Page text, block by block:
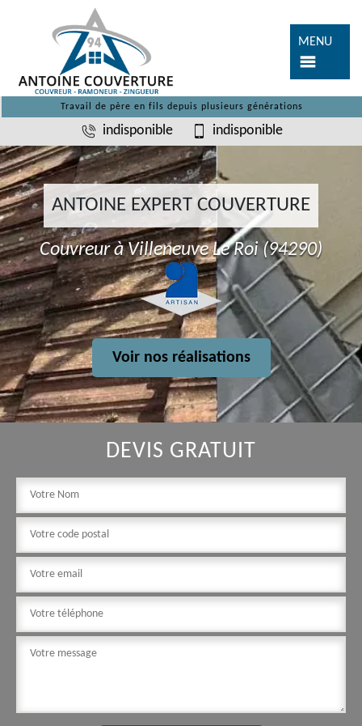
MENU
Travail de père en fils depuis plusieurs générations
indisponible indisponible
ANTOINE EXPERT COUVERTURE
Couvreur à Villeneuve Le Roi (94290)
Voir nos réalisations
DEVIS GRATUIT